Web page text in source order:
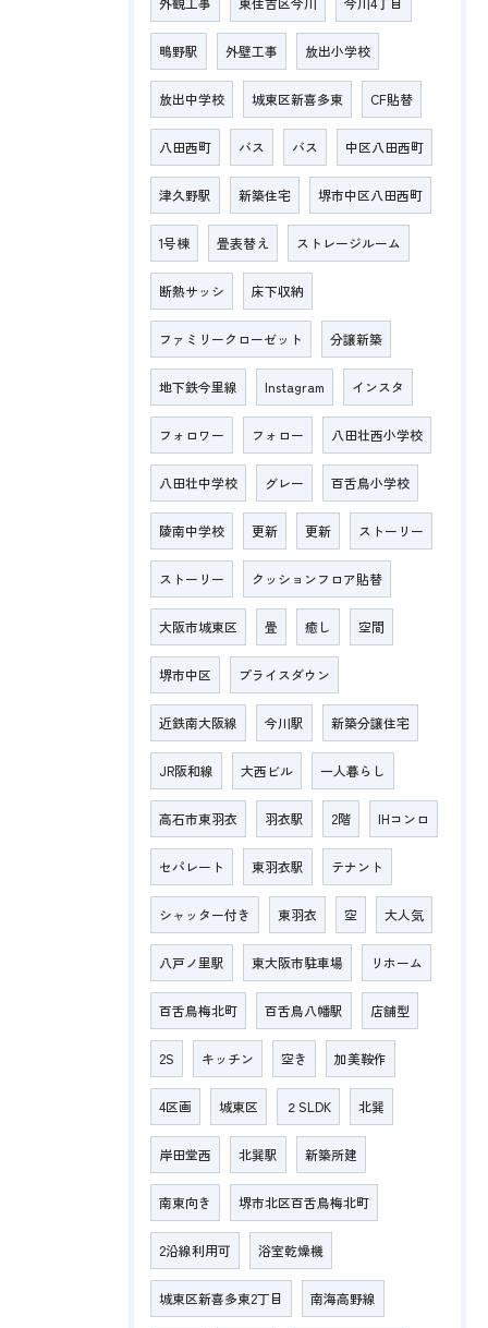
鴫野駅 外壁工事 放出小学校
放出中学校 城東区新喜多東 CF貼替
八田西町 バス バス 中区八田西町
津久野駅 新築住宅 堺市中区八田西町
1号棟 畳表替え ストレージルーム
断熱サッシ 床下収納
ファミリークローゼット 分譲新築
地下鉄今里線 Instagram インスタ
フォロワー フォロー 八田壮西小学校
八田壮中学校 グレー 百舌鳥小学校
陵南中学校 更新 更新 ストーリー
ストーリー クッションフロア貼替
大阪市城東区 畳 癒し 空間
堺市中区 プライスダウン
近鉄南大阪線 今川駅 新築分譲住宅
JR阪和線 大西ビル 一人暮らし
高石市東羽衣 羽衣駅 2階 IHコンロ
セパレート 東羽衣駅 テナント
シャッター付き 東羽衣 空 大人気
八戸ノ里駅 東大阪市駐車場 リホーム
百舌鳥梅北町 百舌鳥八幡駅 店舗型
2S キッチン 空き 加美鞍作
4区画 城東区 ２SLDK 北巽
岸田堂西 北巽駅 新築所建
南東向き 堺市北区百舌鳥梅北町
2沿線利用可 浴室乾燥機
城東区新喜多東2丁目 南海高野線